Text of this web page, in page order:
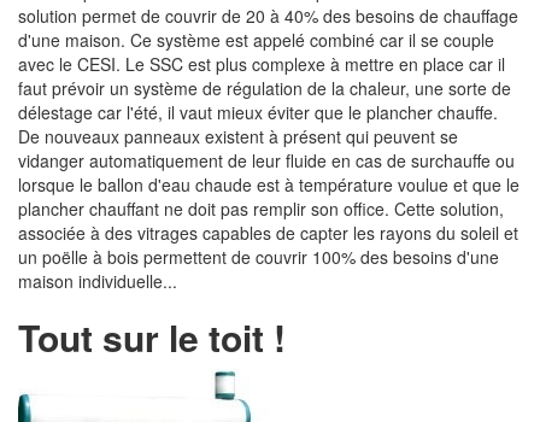
solution permet de couvrir de 20 à 40% des besoins de chauffage
d'une maison. Ce système est appelé combiné car il se couple
avec le CESI. Le SSC est plus complexe à mettre en place car il
faut prévoir un système de régulation de la chaleur, une sorte de
délestage car l'été, il vaut mieux éviter que le plancher chauffe.
De nouveaux panneaux existent à présent qui peuvent se
vidanger automatiquement de leur fluide en cas de surchauffe ou
lorsque le ballon d'eau chaude est à température voulue et que le
plancher chauffant ne doit pas remplir son office. Cette solution,
associée à des vitrages capables de capter les rayons du soleil et
un poëlle à bois permettent de couvrir 100% des besoins d'une
maison individuelle...
Tout sur le toit !